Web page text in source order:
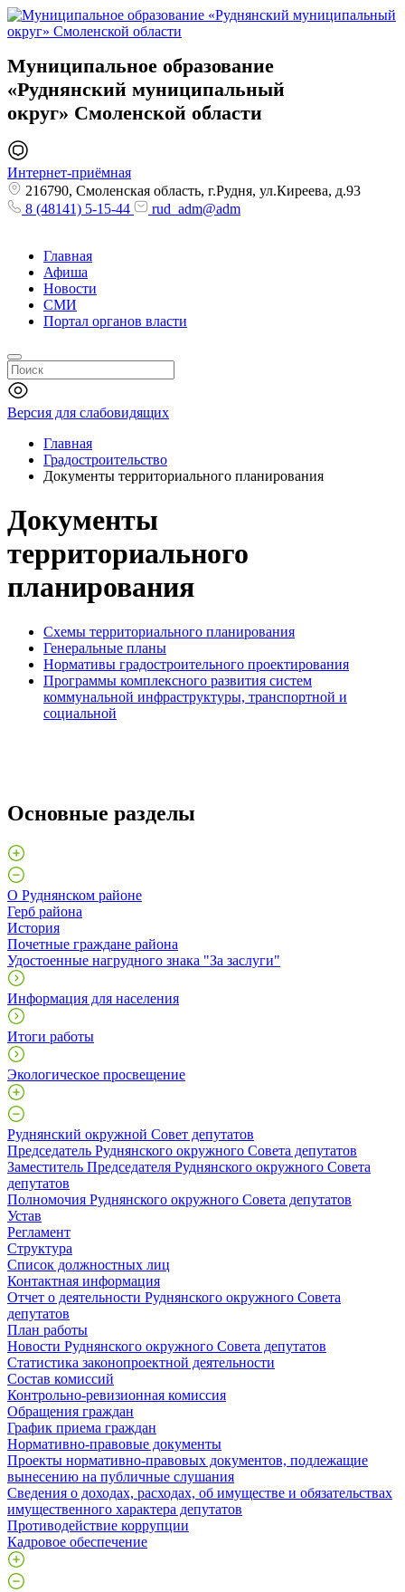
Муниципальное образование
«Руднянский муниципальный
округ» Смоленской области
Интернет-приёмная
216790, Смоленская область, г.Рудня, ул.Киреева, д.93
8 (48141) 5-15-44
rud_adm@adm
Главная
Афиша
Новости
СМИ
Портал органов власти
Версия для слабовидящих
Главная
Градостроительство
Документы территориального планирования
Документы
территориального
планирования
Схемы территориального планирования
Генеральные планы
Нормативы градостроительного проектирования
Программы комплексного развития систем
коммунальной инфраструктуры, транспортной и
социальной
Основные разделы
О Руднянском районе
Герб района
История
Почетные граждане района
Удостоенные нагрудного знака "За заслуги"
Информация для населения
Итоги работы
Экологическое просвещение
Руднянский окружной Совет депутатов
Председатель Руднянского окружного Совета депутатов
Заместитель Председателя Руднянского окружного Совета
депутатов
Полномочия Руднянского окружного Совета депутатов
Устав
Регламент
Структура
Список должностных лиц
Контактная информация
Отчет о деятельности Руднянского окружного Совета
депутатов
План работы
Новости Руднянского окружного Совета депутатов
Статистика законопроектной деятельности
Состав комиссий
Контрольно-ревизионная комиссия
Обращения граждан
График приема граждан
Нормативно-правовые документы
Проекты нормативно-правовых документов, подлежащие
вынесению на публичные слушания
Сведения о доходах, расходах, об имуществе и обязательствах
имущественного характера депутатов
Противодействие коррупции
Кадровое обеспечение